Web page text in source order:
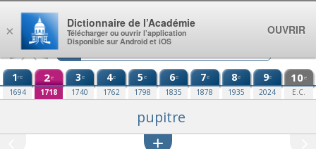
Aller au contenu
1re
1694
2e
1718
3e
1740
4e
1762
5e
1798
6e
1835
7e
1878
8e
1935
9e
2024
10e
E.C.
pupitre
×
Dictionnaire de l’Académie
Télécharger ou ouvrir l’application
Disponible sur Android et iOS
OUVRIR